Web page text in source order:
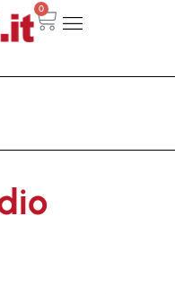
0